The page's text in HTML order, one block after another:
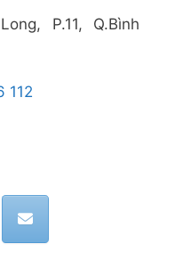
P.11, Q.Bình
112